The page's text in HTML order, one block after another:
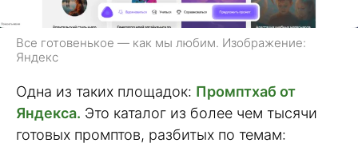
Все готовенькое — как мы любим. Изображение:
Яндекс
Одна из таких площадок: Промптхаб от
Яндекса. Это каталог из более чем тысячи
готовых промптов, разбитых по темам: